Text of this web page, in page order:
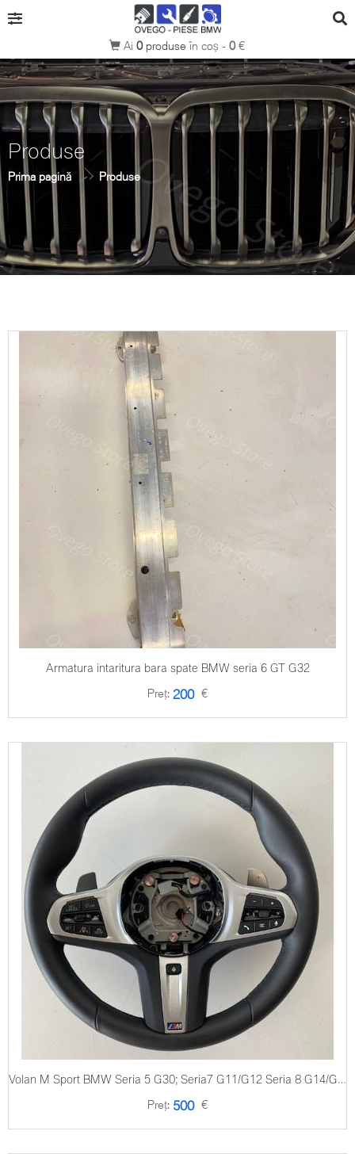
Ai 0produseîn coș - 0€
Produse
Prima pagină Produse
Armatura intaritura bara spate BMW seria 6 GT G32
Preț: 200 €
Volan M Sport BMW Seria 5 G30; Seria7 G11/G12 Seria 8 G14/G16; G05;G07
Preț: 500 €